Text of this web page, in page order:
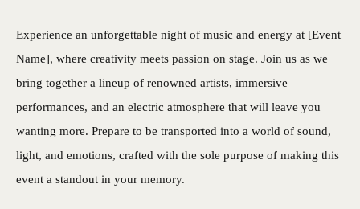
Experience an unforgettable night of music and energy at [Event
Name], where creativity meets passion on stage. Join us as we
bring together a lineup of renowned artists, immersive
performances, and an electric atmosphere that will leave you
wanting more. Prepare to be transported into a world of sound,
light, and emotions, crafted with the sole purpose of making this
event a standout in your memory.